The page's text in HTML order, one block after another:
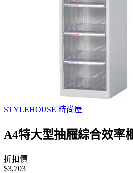
STYLEHOUSE 時尚屋
A4特大型抽屜綜合效率
折扣價
$3,703